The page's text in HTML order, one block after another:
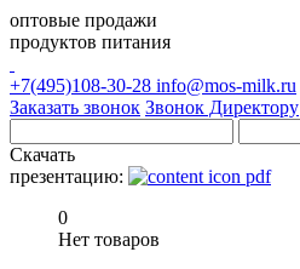
оптовые продажи
продуктов питания
+7(495)108-30-28 info@mos-milk.ru
Заказать звонок Звонок Директору
Скачать
презентацию:
0
Нет товаров